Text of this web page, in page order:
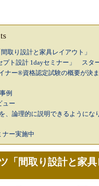
取り設計と家具レイアウト」
ト設計 1dayセミナー」 スタ
ナー®︎資格認定試験の概要が決
例
ュー
、論理的に説明できるようにな
ー実施中
「間取り設計と家